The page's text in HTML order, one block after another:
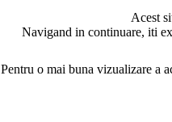
Acest
Navigand in continuare, iti
Pentru o mai buna vizualizare a